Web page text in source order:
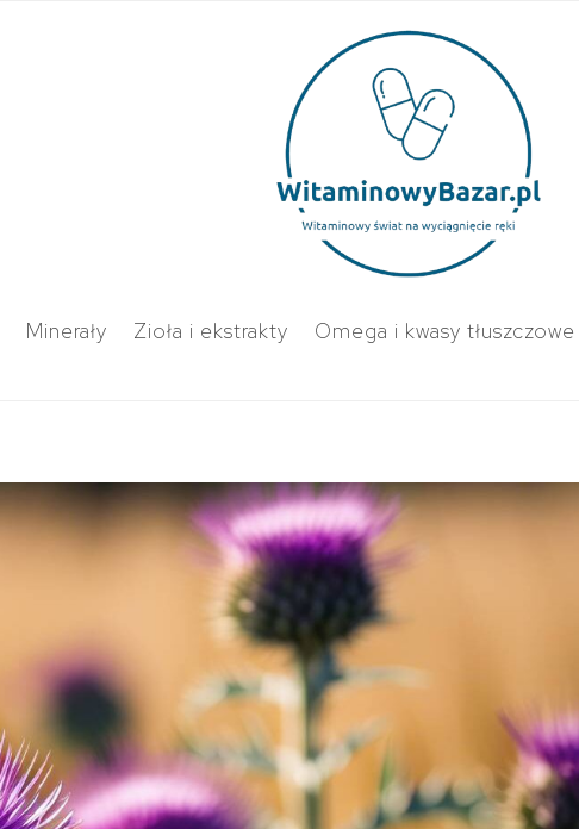
Minerały Zioła i ekstrakty Omega i kwasy tłuszczowe